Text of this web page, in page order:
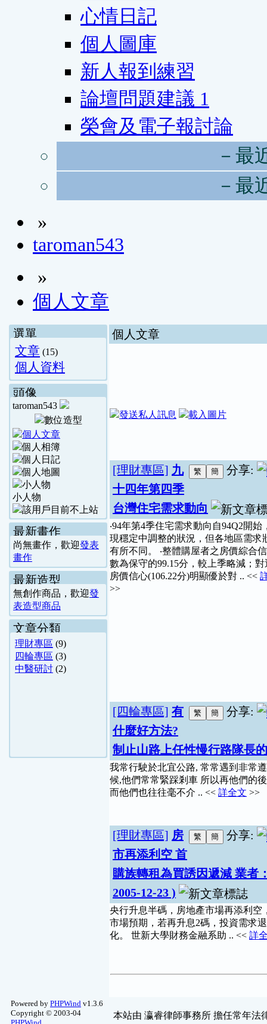
心情日記
個人圖庫
新人報到練習
論壇問題建議 1
榮會及電子報討論
－最
－最
»
taroman543
»
個人文章
選單
文章 (15)
個人資料
頭像
taroman543
小人物
最新畫作
尚無畫作，歡迎發表
畫作
最新造型
無創作商品，歡迎發
表造型商品
文章分類
理財專區 (9)
四輪專區 (3)
中醫研討 (2)
個人文章
分享:
[理財專區] 九
十四年第四季
台灣住宅需求動向
‧94年第4季住宅需求動向自94Q2開始
現穩定中調整的狀況，但各地區需求
有所不同。 ‧整體購屋者之房價綜合
數為保守的99.15分，較上季略減；對
房價信心(106.22分)明顯優於對 .. <<
>>
分享:
[四輪專區] 有
什麼好方法?
制止山路上任性慢行路隊長
我常行駛於北宜公路, 常常遇到非常
候,他們常常緊踩剎車 所以再他們的
而他們也往往毫不介 .. << 詳全文 >>
分享:
[理財專區] 房
市再添利空 首
購族轉租為買誘因遞減 業者
2005-12-23 )
央行升息半碼，房地產市場再添利
市場預期，若再升息2碼，投資需求
化。 世新大學財務金融系助 .. << 詳
Powered by PHPWind v1.3.6
Copyright © 2003-04
本站由 瀛睿律師事務所 擔任常年法